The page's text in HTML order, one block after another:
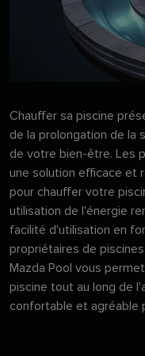
Chauffer sa piscine
de la prolongation de la
de votre bien-être. Les
une solution efficace et
pour chauffer votre
utilisation de l'énergie
facilité d'utilisation en
propriétaires de
Mazda Pool vous
piscine tout au long de
confortable et agréable